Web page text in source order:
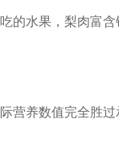
的水果，梨肉富
营养数值完全胜